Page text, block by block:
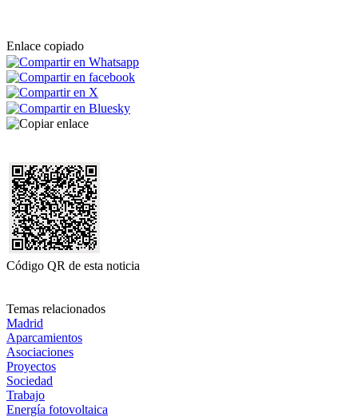
Enlace copiado
Código QR de esta noticia
Temas relacionados
Madrid
Aparcamientos
Asociaciones
Proyectos
Sociedad
Trabajo
Energía fotovoltaica